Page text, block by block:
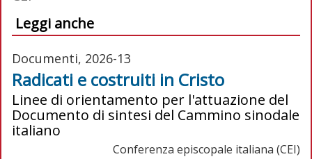
Leggi anche
Documenti, 2026-13
Radicati e costruiti in Cristo
Linee di orientamento per l'attuazione del
Documento di sintesi del Cammino sinodale
italiano
Conferenza episcopale italiana (CEI)